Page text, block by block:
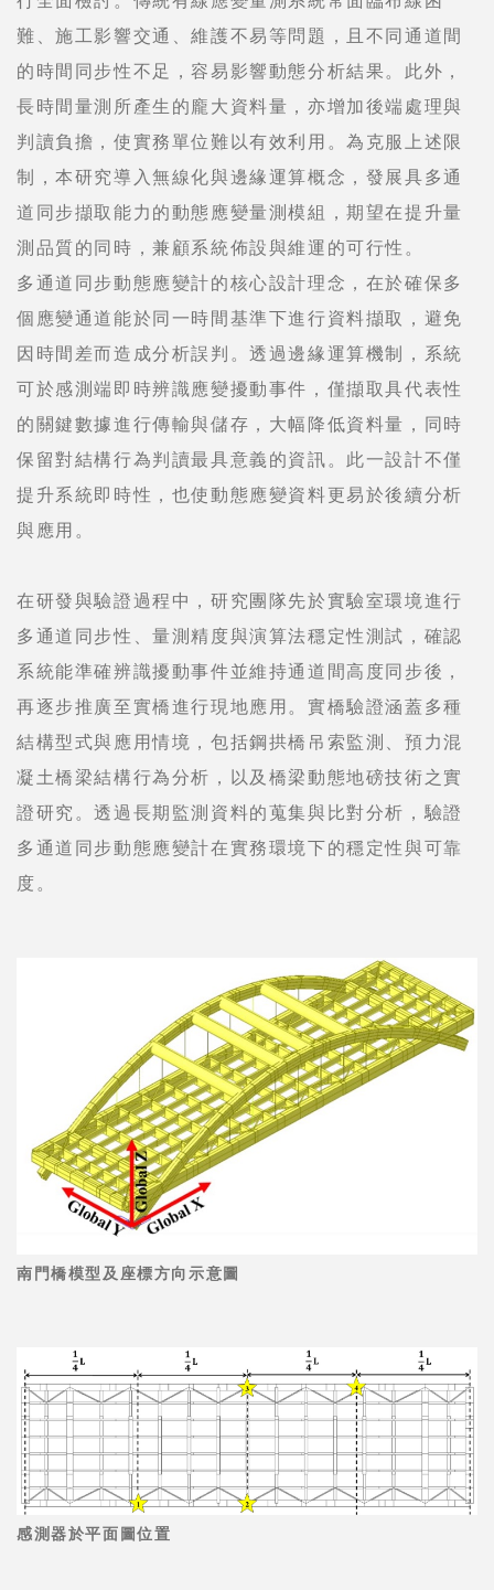
難、施工影響交通、維護不易等問題，且不同通道間
的時間同步性不足，容易影響動態分析結果。此外，
長時間量測所產生的龐大資料量，亦增加後端處理與
判讀負擔，使實務單位難以有效利用。為克服上述限
制，本研究導入無線化與邊緣運算概念，發展具多通
道同步擷取能力的動態應變量測模組，期望在提升量
測品質的同時，兼顧系統佈設與維運的可行性。
多通道同步動態應變計的核心設計理念，在於確保多
個應變通道能於同一時間基準下進行資料擷取，避免
因時間差而造成分析誤判。透過邊緣運算機制，系統
可於感測端即時辨識應變擾動事件，僅擷取具代表性
的關鍵數據進行傳輸與儲存，大幅降低資料量，同時
保留對結構行為判讀最具意義的資訊。此一設計不僅
提升系統即時性，也使動態應變資料更易於後續分析
與應用。
在研發與驗證過程中，研究團隊先於實驗室環境進行
多通道同步性、量測精度與演算法穩定性測試，確認
系統能準確辨識擾動事件並維持通道間高度同步後，
再逐步推廣至實橋進行現地應用。實橋驗證涵蓋多種
結構型式與應用情境，包括鋼拱橋吊索監測、預力混
凝土橋梁結構行為分析，以及橋梁動態地磅技術之實
證研究。透過長期監測資料的蒐集與比對分析，驗證
多通道同步動態應變計在實務環境下的穩定性與可靠
度。
南門橋模型及座標方向示意圖
感測器於平面圖位置